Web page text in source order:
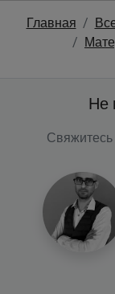
Главная
Не
Свяжитесь